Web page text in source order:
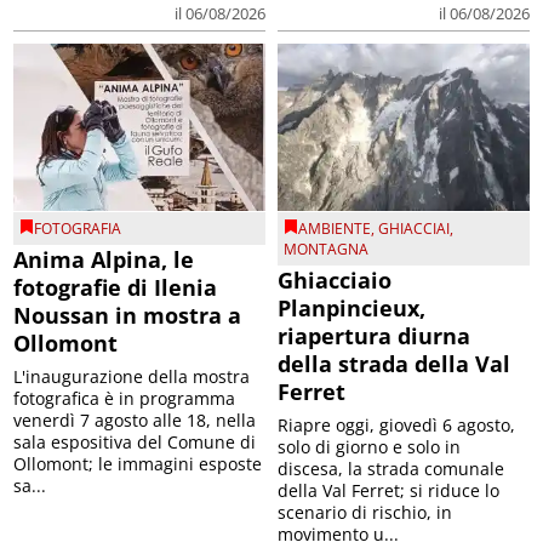
il 06/08/2026 il 06/08/2026
FOTOGRAFIA
Anima Alpina, le
fotografie di Ilenia
Noussan in mostra a
Ollomont
L'inaugurazione della mostra
fotografica è in programma
venerdì 7 agosto alle 18, nella
sala espositiva del Comune di
Ollomont; le immagini esposte
sa...
AMBIENTE,GHIACCIAI,
MONTAGNA
Ghiacciaio
Planpincieux,
riapertura diurna
della strada della Val
Ferret
Riapre oggi, giovedì 6 agosto,
solo di giorno e solo in
discesa, la strada comunale
della Val Ferret; si riduce lo
scenario di rischio, in
movimento u...